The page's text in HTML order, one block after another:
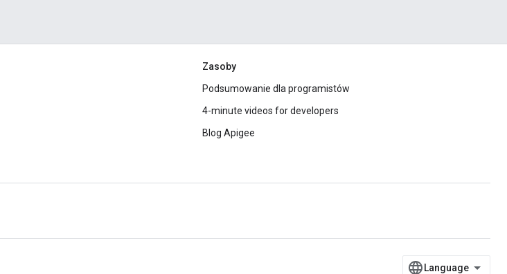
Zasoby
Podsumowanie dla programistów
4-minute videos for developers
Blog Apigee